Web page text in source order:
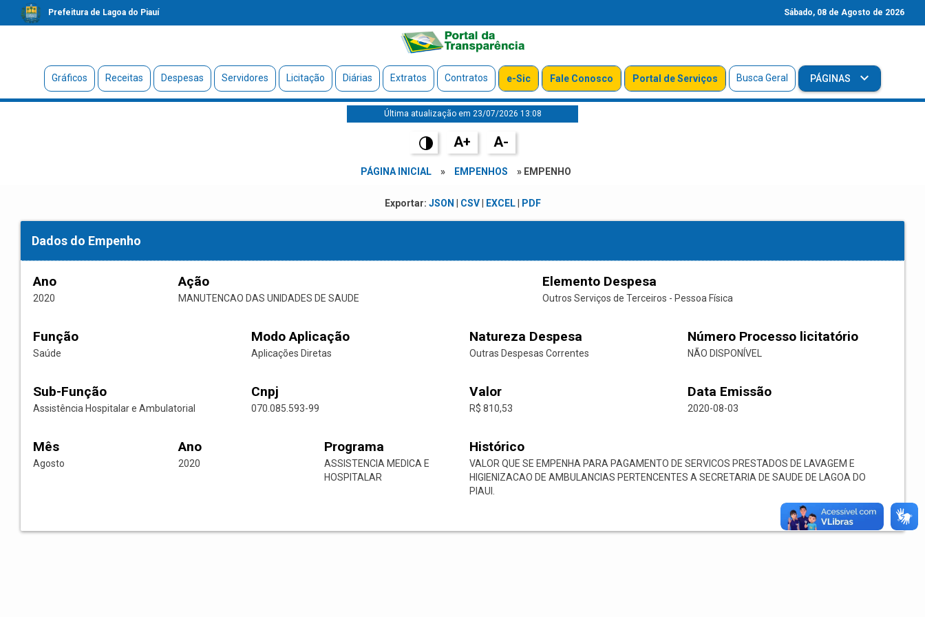
Prefeitura de Lagoa do Piauí Sábado, 08 de Agosto de 2026
Gráficos Receitas Despesas Servidores Licitação Diárias Extratos Contratos e-Sic Fale Conosco Portal de Serviços Busca Geral PÁGINAS
Última atualização em 23/07/2026 13:08
A+ A-
PÁGINA INICIAL » EMPENHOS » EMPENHO
Exportar: JSON CSV| EXCEL| PDF
Dados do Empenho
Ano
2020
Ação
MANUTENCAO DAS UNIDADES DE SAUDE
Elemento Despesa
Outros Serviços de Terceiros - Pessoa Física
Função
Saúde
Modo Aplicação
Aplicações Diretas
Natureza Despesa
Outras Despesas Correntes
Número Processo licitatório
NÃO DISPONÍVEL
Sub-Função
Assistência Hospitalar e Ambulatorial
Cnpj
070.085.593-99
Valor
R$ 810,53
Data Emissão
2020-08-03
Mês
Agosto
Ano
2020
Programa
ASSISTENCIA MEDICA E
HOSPITALAR
Histórico
VALOR QUE SE EMPENHA PARA PAGAMENTO DE SERVICOS PRESTADOS DE LAVAGEM E
HIGIENIZACAO DE AMBULANCIAS PERTENCENTES A SECRETARIA DE SAUDE DE LAGOA DO
PIAUI.